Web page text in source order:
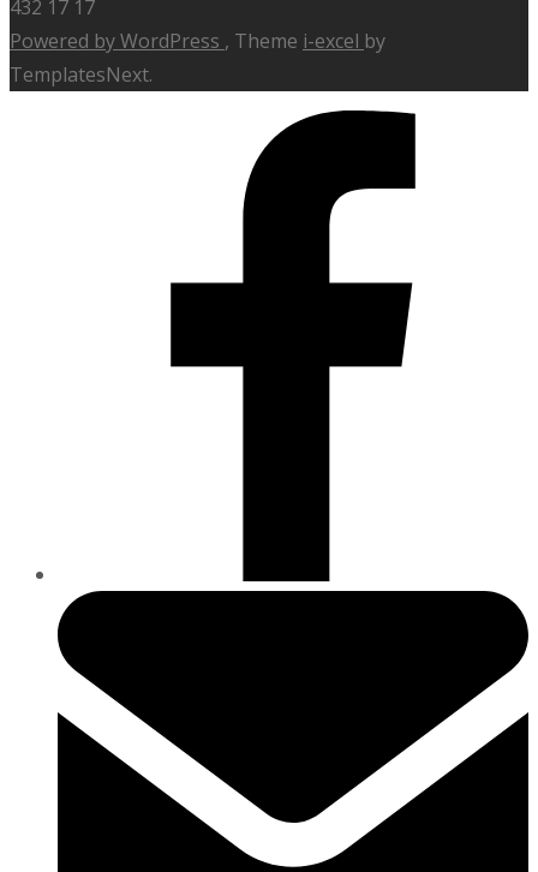
432 17 17
Powered by WordPress , Theme i-excel by
TemplatesNext.